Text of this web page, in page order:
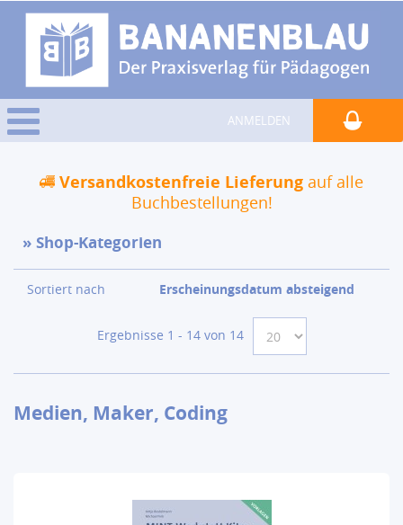
ANMELDEN
Versandkostenfreie Lieferung auf alle
Buchbestellungen!
Shop-Kategorien
Sortiert nach Erscheinungsdatum absteigend
Ergebnisse 1 - 14 von 14
Medien, Maker, Coding